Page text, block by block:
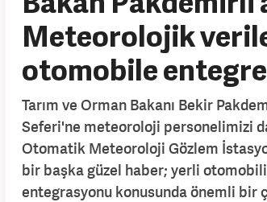
Meteorolojik
otomobile
Tarım ve Orman Bakanı Bekir
Seferi'ne meteoroloji personelimizi
Otomatik Meteoroloji Gözlem
bir başka güzel haber; yerli
entegrasyonu konusunda önemli bir